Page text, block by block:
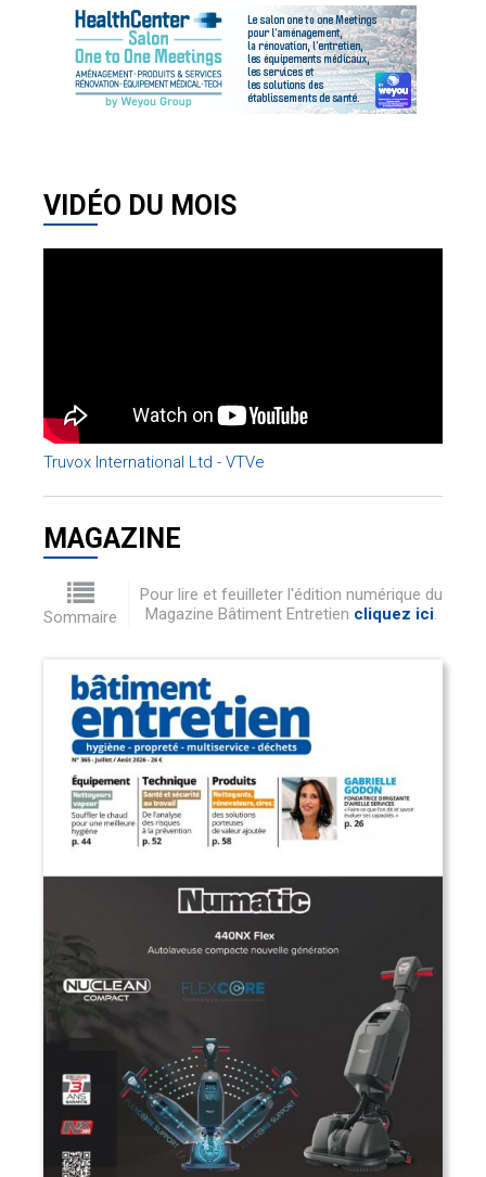
VIDÉO DU MOIS
Truvox International Ltd - VTVe
MAGAZINE
Sommaire
Pour lire et feuilleter l'édition numérique du
Magazine Bâtiment Entretien cliquez ici.